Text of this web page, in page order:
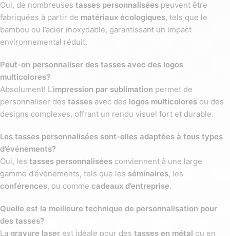
sont souvent utilisées lors de pauses-café, de réunions ou
simplement au quotidien, garantissant que votre logo soit vu
plusieurs fois par jour. En associant votre marque à un
produit aussi pratique, vous maximisez l’exposition de votre
opérations à budget maîtrisé, pensez aux
goodies à petit prix
Associer Votre Marque à des Moments
de Détente et de Convivialité
La tasse ou le mug personnalisé est souvent associé à des
moments de détente, que ce soit autour d’un café ou d’un thé.
Offrir une tasse entreprise avec logo permet de lier votre
marque à ces instants de convivialité, renforçant ainsi l’image
relaxation créent une connexion émotionnelle avec vos
clients et collaborateurs, rendant votre marque mémorable et
présente dans leur quotidien. Pour renforcer cette image,
Oui, de nombreuses tasses personnalisées peuvent être
fabriquées à partir de matériaux écologiques, tels que le
bambou ou l’acier inoxydable, garantissant un impact
environnemental réduit.
Peut-on personnaliser des tasses avec des logos
multicolores?
Absolument! L’impression par sublimation permet de
personnaliser des tasses avec des logos multicolores ou des
designs complexes, offrant un rendu visuel fort et durable.
Les tasses personnalisées sont-elles adaptées à tous types
d’événements?
Oui, les tasses personnalisées conviennent à une large
gamme d’événements, tels que les séminaires, les
conférences, ou comme cadeaux d’entreprise.
Quelle est la meilleure technique de personnalisation pour
des tasses?
La gravure laser est idéale pour des tasses en métal ou en